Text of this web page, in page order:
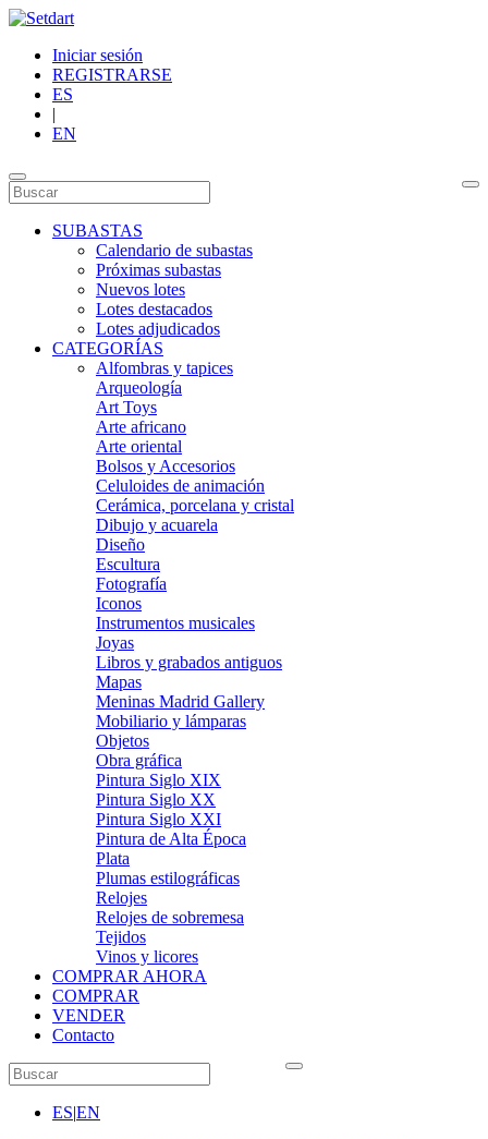
Iniciar sesión
REGISTRARSE
ES
|
EN
SUBASTAS
Calendario de subastas
Próximas subastas
Nuevos lotes
Lotes destacados
Lotes adjudicados
CATEGORÍAS
Alfombras y tapices
Arqueología
Art Toys
Arte africano
Arte oriental
Bolsos y Accesorios
Celuloides de animación
Cerámica, porcelana y cristal
Dibujo y acuarela
Diseño
Escultura
Fotografía
Iconos
Instrumentos musicales
Joyas
Libros y grabados antiguos
Mapas
Meninas Madrid Gallery
Mobiliario y lámparas
Objetos
Obra gráfica
Pintura Siglo XIX
Pintura Siglo XX
Pintura Siglo XXI
Pintura de Alta Época
Plata
Plumas estilográficas
Relojes
Relojes de sobremesa
Tejidos
Vinos y licores
COMPRAR AHORA
COMPRAR
VENDER
Contacto
ES|EN